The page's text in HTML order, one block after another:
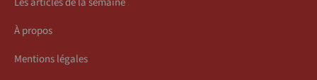
À propos
Mentions légales